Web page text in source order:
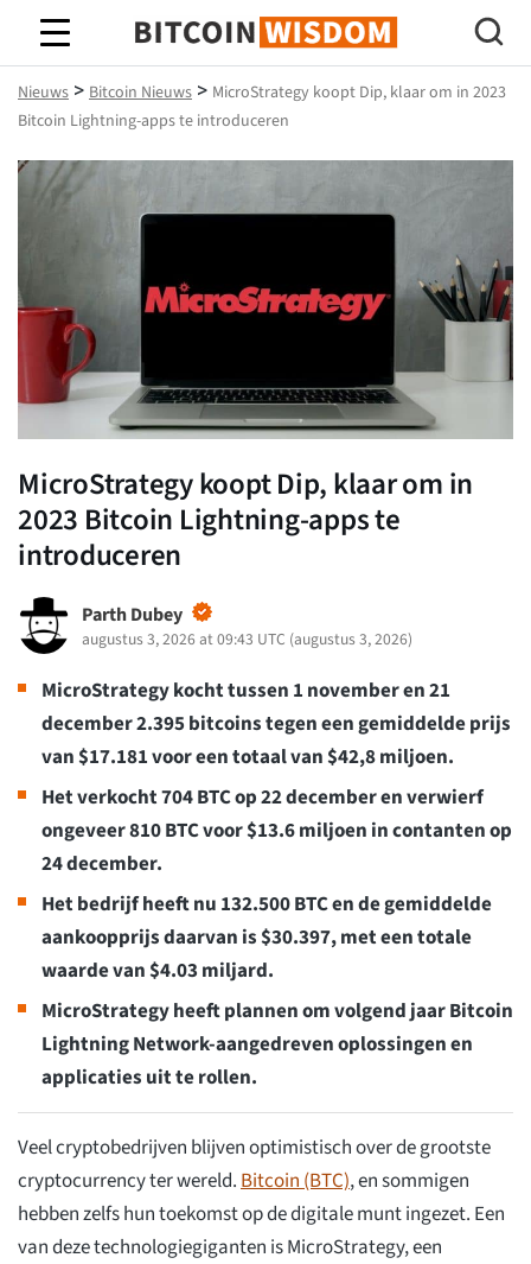
Bitcoin-wijsheid
Nieuws > Bitcoin Nieuws > MicroStrategy koopt Dip, klaar om in 2023
Bitcoin Lightning-apps te introduceren
MicroStrategy koopt Dip, klaar om in
2023 Bitcoin Lightning-apps te
introduceren
Parth Dubey
augustus 3, 2026 at 09:43 UTC (augustus 3, 2026)
MicroStrategy kocht tussen 1 november en 21
december 2.395 bitcoins tegen een gemiddelde prijs
van $17.181 voor een totaal van $42,8 miljoen.
Het verkocht 704 BTC op 22 december en verwierf
ongeveer 810 BTC voor $13.6 miljoen in contanten op
24 december.
Het bedrijf heeft nu 132.500 BTC en de gemiddelde
aankoopprijs daarvan is $30.397, met een totale
waarde van $4.03 miljard.
MicroStrategy heeft plannen om volgend jaar Bitcoin
Lightning Network-aangedreven oplossingen en
applicaties uit te rollen.
Veel cryptobedrijven blijven optimistisch over de grootste
cryptocurrency ter wereld.Bitcoin (BTC), en sommigen
hebben zelfs hun toekomst op de digitale munt ingezet. Een
van deze technologiegiganten is MicroStrategy, een